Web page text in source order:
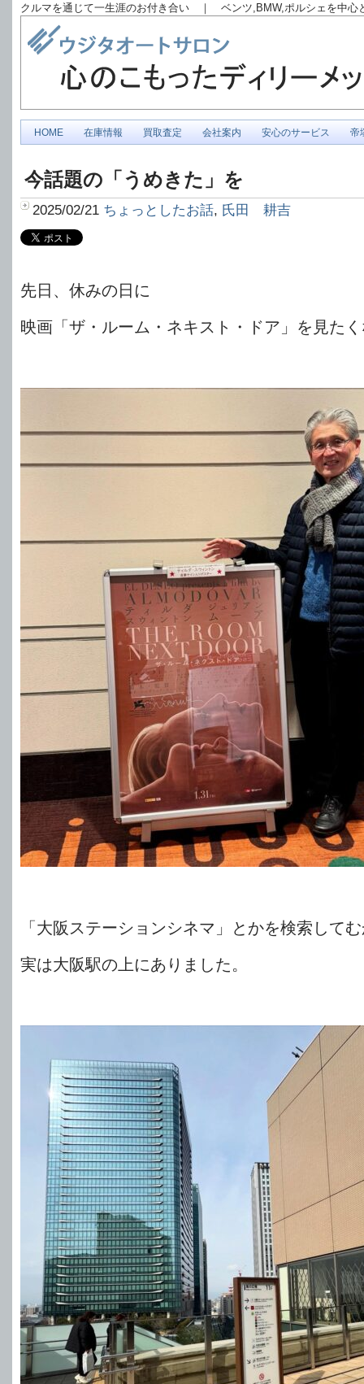
クルマを通じて一生涯のお付き合い ｜ ベンツ,BMW,ポルシェを中
HOME 在庫情報 買取査定 会社案内 安心のサービス 帝
今話題の「うめきた」を
2025/02/21 ちょっとしたお話, 氏田 耕吉
先日、休みの日に
映画「ザ・ルーム・ネキスト・ドア」を見た
「大阪ステーションシネマ」とかを検索して
実は大阪駅の上にありました。